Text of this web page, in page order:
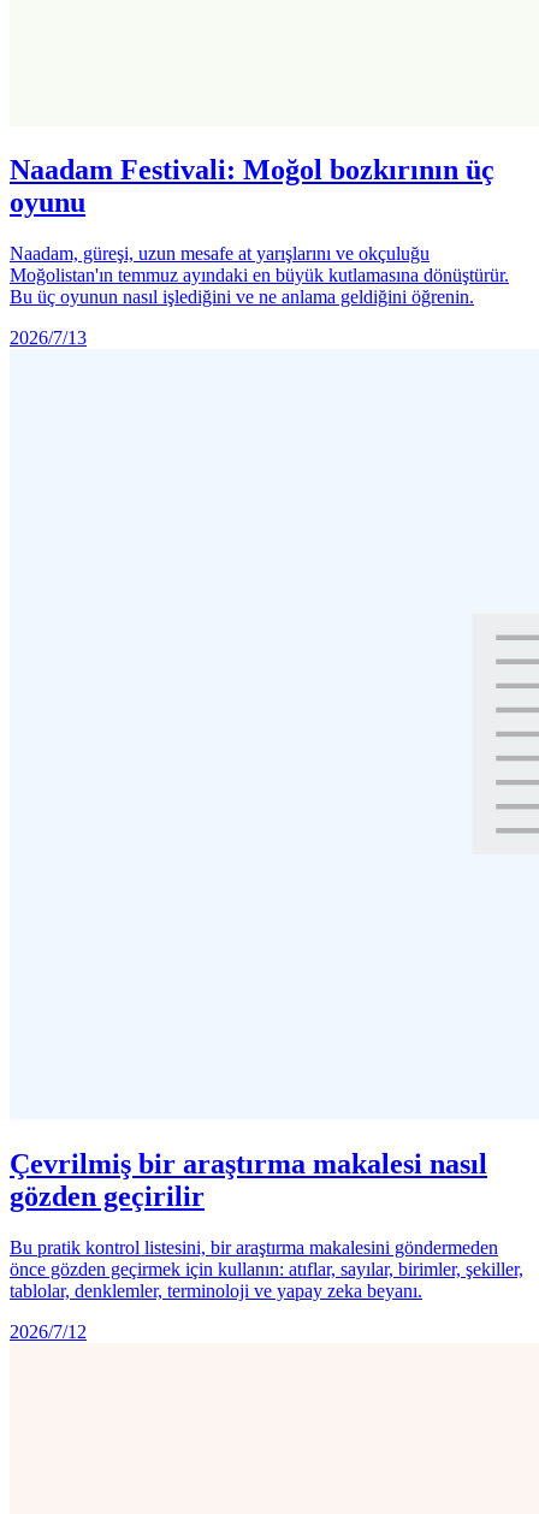
Naadam Festivali: Moğol bozkırının üç
oyunu
Naadam, güreşi, uzun mesafe at yarışlarını ve okçuluğu
Moğolistan'ın temmuz ayındaki en büyük kutlamasına dönüştürür.
Bu üç oyunun nasıl işlediğini ve ne anlama geldiğini öğrenin.
2026/7/13
Çevrilmiş bir araştırma makalesi nasıl
gözden geçirilir
Bu pratik kontrol listesini, bir araştırma makalesini göndermeden
önce gözden geçirmek için kullanın: atıflar, sayılar, birimler, şekiller,
tablolar, denklemler, terminoloji ve yapay zeka beyanı.
2026/7/12